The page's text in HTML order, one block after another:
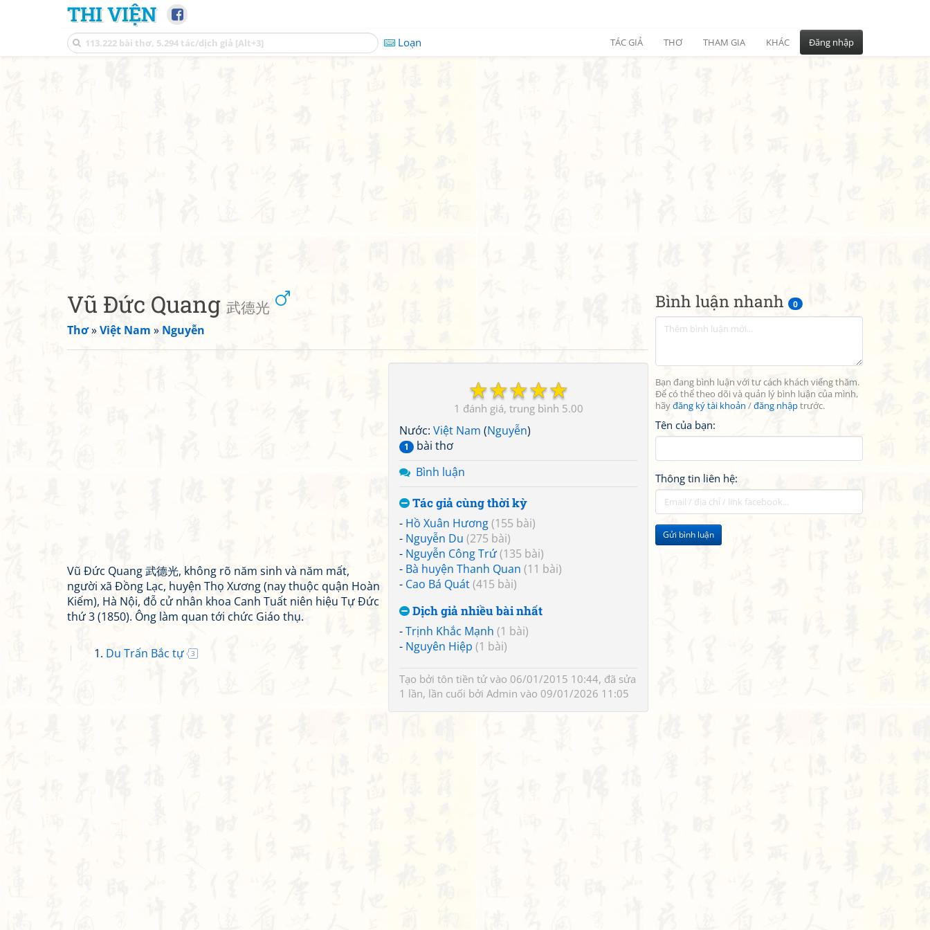
THI VIỆN
Loạn TÁC GIẢ THƠ THAM GIA KHÁC Đăng nhập
Bình luận nhanh 0
Bạn đang bình luận với tư cách khách viếng thăm.
Để có thể theo dõi và quản lý bình luận của mình,
hãyđăng ký tài khoản /đăng nhậptrước.
Tên của bạn:
Thông tin liên hệ:
Gửi bình luận
Vũ Đức Quang 武德光
Thơ»Việt Nam » Nguyễn
☆
☆
☆
☆
☆
1 5.00
Nước: Việt Nam (Nguyễn)
1
bài thơ
Bình luận
Tác giả cùng thời kỳ
- Hồ Xuân Hương(155 bài)
- Nguyễn Du (275 bài)
- Nguyễn Công Trứ(135 bài)
- Bà huyện Thanh Quan (11 bài)
- Cao Bá Quát(415 bài)
Dịch giả nhiều bài nhất
-Trịnh Khắc Mạnh (1 bài)
- Nguyên Hiệp (1 bài)
Tạo bởi tôn tiền tửvào 06/01/2015 10:44, đã sửa
1 lần, lần cuối bởi Admin vào 09/01/2026 11:05
Vũ Đức Quang 武德光, không rõ năm sinh và năm mất,
người xã Đồng Lạc, huyện Thọ Xương (nay thuộc quận Hoàn
Kiếm), Hà Nội, đỗ cử nhân khoa Canh Tuất niên hiệu Tự Đức
thứ 3 (1850). Ông làm quan tới chức Giáo thụ.
Du Trấn Bắc tự 3